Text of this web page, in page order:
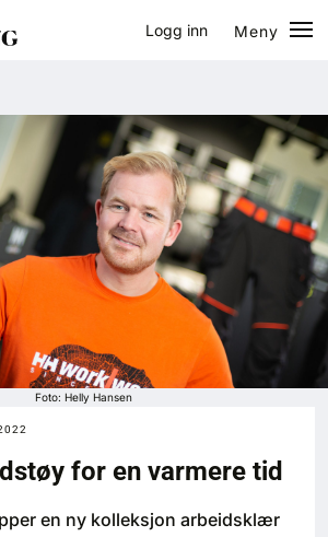
Logg inn
Meny
Foto: Helly Hansen
for en varmere tid
en ny kolleksjon arbeidsklær